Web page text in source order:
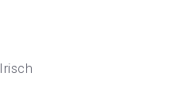
Irisch